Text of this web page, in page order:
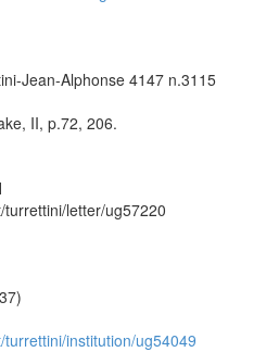
Jean-Alphonse 4147 n.3115
II, p.72, 206.
letter/ug57220
institution/ug54049